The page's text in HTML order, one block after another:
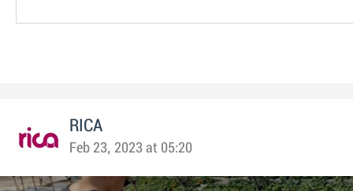
RICA
Feb 23, 2023 at 05:20